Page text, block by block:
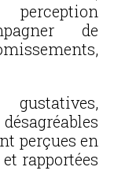
de
perçues en
rapportées